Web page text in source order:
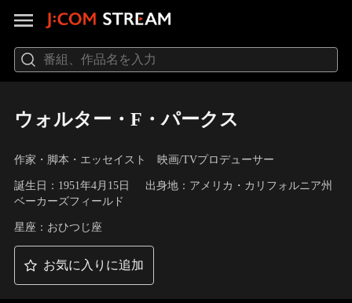
ウォルター・F・パークス
作家・脚本・エッセイスト 映画/TVプロデューサー
誕生日：1951年4月15日
出身地：アメリカ・カリフォルニア州
ベーカーズフィールド
星座：おひつじ座
お気に入りに追加